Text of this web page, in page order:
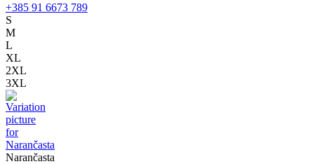
+385 91 6673 789
S
M
L
XL
2XL
3XL
Narančasta